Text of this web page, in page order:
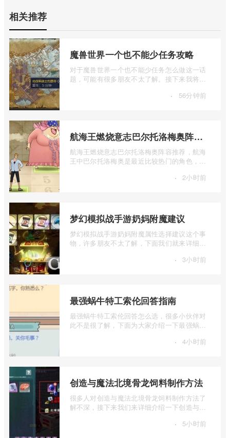
相关推荐
魔兽世界一个也不能少任务攻略
对于魔兽世界一个也不能少任务怎么做这一话
题，可能有很多朋友不太了解。接下来我将为
· 56分钟前
航海王燃烧意志巴尔托洛梅奥阵容推荐
航海王燃烧意志巴尔托洛梅奥阵容推荐，航海
王中巴尔托洛梅奥是最近比较热门的角色，很
· 2小时前
梦幻模拟战手游奶妈附魔建议
梦幻模拟战手游奶妈附魔属性选择建议这个事
物，许多朋友不太了解，下面我们就来详细介
· 3小时前
最强蜗牛特工索伦回答指南
最强蜗牛特工索伦回答怎么选，很多小伙伴对
此不是很了解，下面为大家介绍一下最强蜗牛
· 4小时前
创造与魔法北境骨龙饲料制作方法
很多人对创造与魔法北境骨龙饲料制作方法了
解不深，接下来我们来详细介绍一下创造与魔
· 5小时前